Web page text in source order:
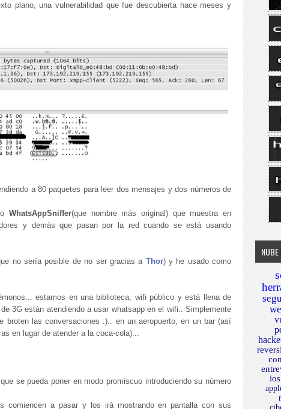
plano, una vulnerabilidad que fue descubierta hace meses y
a 80 paquetes para leer dos mensajes y dos números de
WhatsAppSniffer(que nombre más original) que muestra en
y demás que pasan por la red cuando se está usando
no sería posible de no ser gracias a Thor) y he usado como
estamos en una biblioteca, wifi público y está llena de
3G están atendiendo a usar whatsapp en el wifi.. Simplemente
broten las conversaciones :).. en un aeropuerto, en un bar (así
en lugar de atender a la coca-cola)...
se pueda poner en modo promiscuo introduciendo su número
comiencen a pasar y los irá mostrando en pantalla con sus
ios